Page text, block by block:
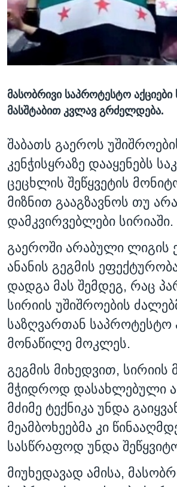
ᲡᲢᲣᲓᲘᲐ ᲕᲐᲨᲘᲜᲒᲢᲝᲜᲘ
ᲔᲙᲝᲜᲝᲛᲘᲙᲐ
ᲯᲐᲜᲛᲠᲗᲔᲚᲝᲑᲐ
ᲙᲣᲚᲢᲣᲠᲐ
ᲒᲐᲚᲘᲚᲔᲝ
ᲓᲔᲖᲘᲜᲤᲝᲠᲛᲐᲪᲘᲐ
Learning English
ᲗᲕᲐᲚᲘ ᲒᲕᲐᲓᲔᲕᲜᲔᲗ
ენები
მასობრივი საპროტესტო აქციები
მასშტაბით კვლავ გრძელდება.
შაბათს გაეროს
კენჭისყრაზე დააყენებს
ცეცხლის შეწყვეტის
მიზნით გააგზავნოს თუ
დამკვირვებლები სირიაში.
გაეროში არაბული ლიგის
ანანის გეგმის
დადგა მას შემდეგ, რაც
სირიის უშიშროების
საზღვართან საპროტესტო
მონაწილე მოკლეს.
გეგმის მიხედვით, სირიის
მჭიდროდ დასახლებული
მძიმე ტექნიკა უნდა
მეამბოხეებმა კი
სასწრაფოდ უნდა
მიუხედავად ამისა,